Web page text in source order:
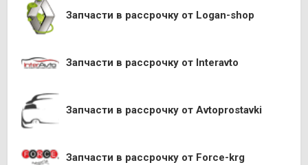
Запчасти в рассрочку от Logan-shop
Запчасти в рассрочку от Interavto
Запчасти в рассрочку от Avtoprostavki
Запчасти в рассрочку от Force-krg